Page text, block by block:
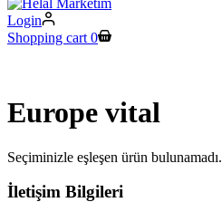
Login
Shopping cart 0
Europe vital
Seçiminizle eşleşen ürün bulunamadı.
İletişim Bilgileri